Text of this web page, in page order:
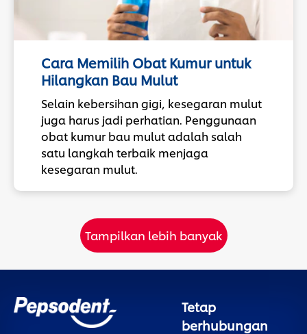
Cara Memilih Obat Kumur untuk
Hilangkan Bau Mulut
Selain kebersihan gigi, kesegaran mulut
juga harus jadi perhatian. Penggunaan
obat kumur bau mulut adalah salah
satu langkah terbaik menjaga
kesegaran mulut.
Tampilkan lebih banyak
Tetap
berhubungan